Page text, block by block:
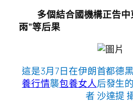
多個結合國機構正告
雨”等后果
這是3月7日在伊朗首都德
養行情襲包養女人后發生
者 沙達提